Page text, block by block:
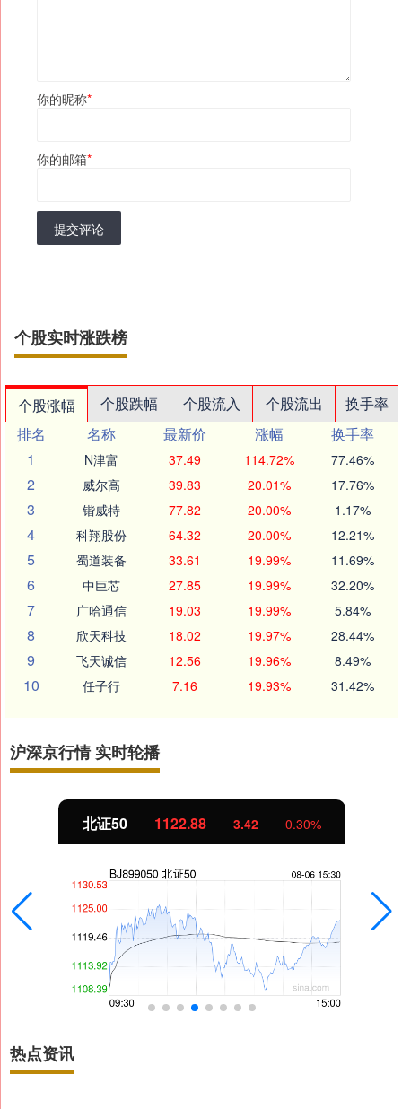
你的昵称*
你的邮箱*
提交评论
个股实时涨跌榜
个股涨幅 个股跌幅 个股流入 个股流出
换手率
排名
名称 最新价 涨幅
换手率
1
N津富 37.49 114.72% 77.46%
2 威尔高 39.83 20.01% 17.76%
3 锴威特 77.82 20.00% 1.17%
4 科翔股份 64.32 20.00% 12.21%
5 蜀道装备 33.61 19.99% 11.69%
6 中巨芯 27.85 19.99% 32.20%
7 广哈通信 19.03 19.99% 5.84%
8 欣天科技 18.02 19.97% 28.44%
9 飞天诚信 12.56 19.96% 8.49%
10 任子行 7.16 19.93% 31.42%
沪深京行情 实时轮播
北证50 1122.88 3.42 0.30%
热点资讯